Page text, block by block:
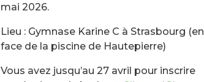
mai 2026.
Lieu : Gymnase Karine C à Strasbourg (en
face de la piscine de Hautepierre)
Vous avez jusqu’au 27 avril pour inscrire